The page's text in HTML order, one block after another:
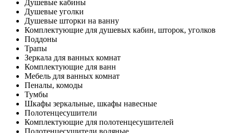
Душевые кабины
Душевые уголки
Душевые шторки на ванну
Комплектующие для душевых кабин, шторок, уголков
Поддоны
Трапы
Зеркала для ванных комнат
Комплектующие для ванн
Мебель для ванных комнат
Пеналы, комоды
Тумбы
Шкафы зеркальные, шкафы навесные
Полотенцесушители
Комплектующие для полотенцесушителей
Полотенцесушители водяные